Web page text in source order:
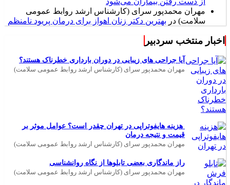
مهران محمدپور سرای (کارشناس ارشد روابط عمومی
سلامت) در بهترین دکتر زنان اهواز برای درمان پریود نامنظم
اخبار منتخب سردبیر
آیا جراحی های زیبایی در دوران بارداری خطرناک هستند؟
مهران محمدپور سرای (کارشناس ارشد روابط عمومی سلامت)
هزینه هایفوتراپی در تهران چقدر است؟ عوامل موثر بر
قیمت و نتیجه درمان
مهران محمدپور سرای (کارشناس ارشد روابط عمومی سلامت)
راز ماندگاری بعضی تابلوها از نگاه روانشناسی
مهران محمدپور سرای (کارشناس ارشد روابط عمومی سلامت)